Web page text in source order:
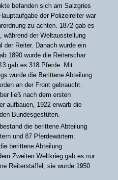
befanden sich am Salzgries
der Polizeireiter war
zu achten. 1872 gab es
der Weltausstellung
der Reiter. Danach wurde ein
1890 wurde die Reiterschar
gab es 318 Pferde. Mit
wurde die Berittene Abteilung
an der Front gebraucht.
ließ nach dem ersten
aufbauen, 1922 erwarb die
Bundesgestüten.
die berittene Abteilung
und 87 Pferdewärtern.
berittene Abteilung
Zweiten Weltkrieg gab es nur
Reiterstaffel, sie wurde 1950